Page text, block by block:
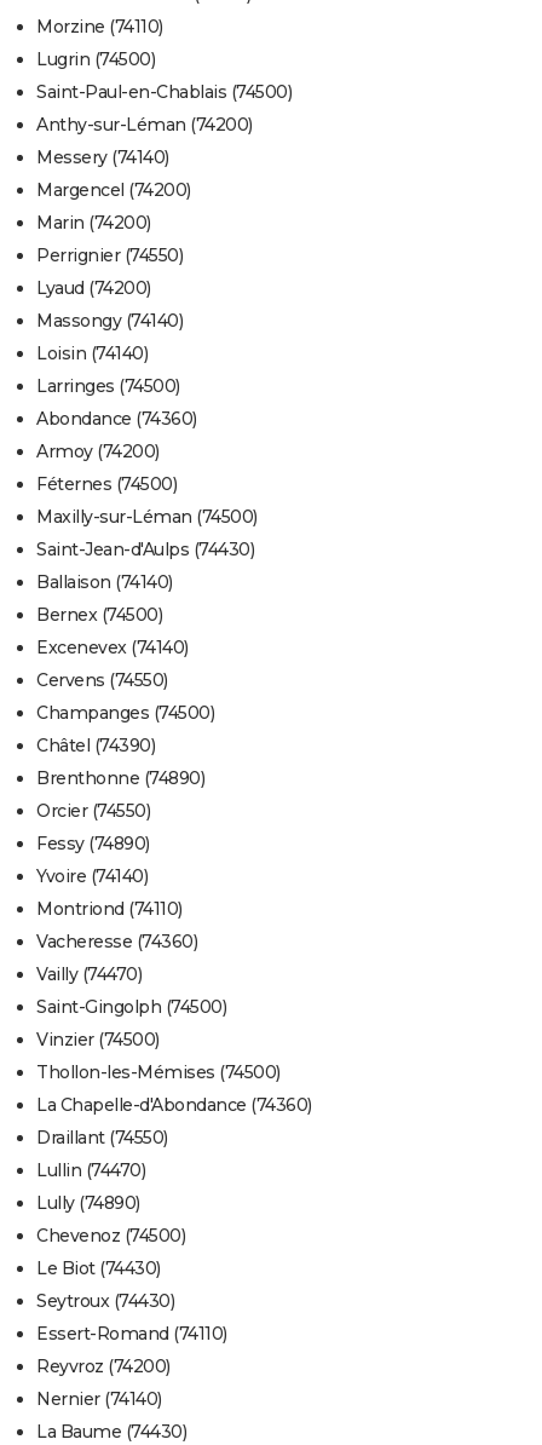
Morzine (74110)
Lugrin (74500)
Saint-Paul-en-Chablais (74500)
Anthy-sur-Léman (74200)
Messery (74140)
Margencel (74200)
Marin (74200)
Perrignier (74550)
Lyaud (74200)
Massongy (74140)
Loisin (74140)
Larringes (74500)
Abondance (74360)
Armoy (74200)
Féternes (74500)
Maxilly-sur-Léman (74500)
Saint-Jean-d'Aulps (74430)
Ballaison (74140)
Bernex (74500)
Excenevex (74140)
Cervens (74550)
Champanges (74500)
Châtel (74390)
Brenthonne (74890)
Orcier (74550)
Fessy (74890)
Yvoire (74140)
Montriond (74110)
Vacheresse (74360)
Vailly (74470)
Saint-Gingolph (74500)
Vinzier (74500)
Thollon-les-Mémises (74500)
La Chapelle-d'Abondance (74360)
Draillant (74550)
Lullin (74470)
Lully (74890)
Chevenoz (74500)
Le Biot (74430)
Seytroux (74430)
Essert-Romand (74110)
Reyvroz (74200)
Nernier (74140)
La Baume (74430)